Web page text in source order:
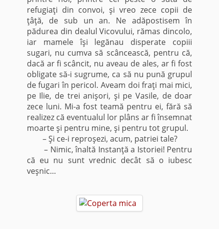
refugiaţi din convoi, şi vreo zece copii de
ţâţă, de sub un an. Ne adăpostisem în
pădurea din dealul Vicovului, rămas dincolo,
iar mamele îşi legănau disperate copiii
sugari, nu cumva să scâncească, pentru că,
dacă ar fi scâncit, nu aveau de ales, ar fi fost
obligate să-i sugrume, ca să nu pună grupul
de fugari în pericol. Aveam doi fraţi mai mici,
pe Ilie, de trei anişori, şi pe Vasile, de doar
zece luni. Mi-a fost teamă pentru ei, fără să
realizez că eventualul lor plâns ar fi însemnat
moarte şi pentru mine, şi pentru tot grupul.
– Şi ce-i reproşezi, acum, patriei tale?
– Nimic, înaltă Instanţă a Istoriei! Pentru
că eu nu sunt vrednic decât să o iubesc
veşnic…